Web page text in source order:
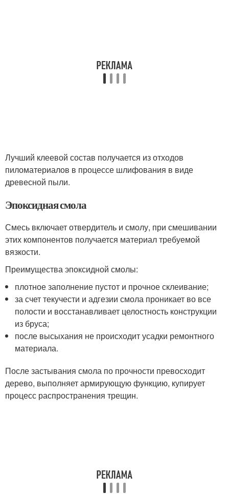
Лучший клеевой состав получается из отходов
пиломатериалов в процессе шлифования в виде
древесной пыли.
Эпоксидная смола
Смесь включает отвердитель и смолу, при смешивании
этих компонентов получается материал требуемой
вязкости.
Преимущества эпоксидной смолы:
плотное заполнение пустот и прочное склеивание;
за счет текучести и адгезии смола проникает во все
полости и восстанавливает целостность конструкции
из бруса;
после высыхания не происходит усадки ремонтного
материала.
После застывания смола по прочности превосходит
дерево, выполняет армирующую функцию, купирует
процесс распространения трещин.